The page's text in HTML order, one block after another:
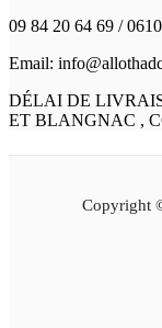
09 84 20 64 69 /
Email:
DÉLAI DE
ET BLANGNAC ,
Copyright